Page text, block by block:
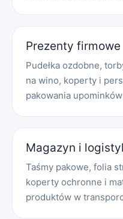
Prezenty firmowe
Pudełka ozdobne,
na wino, koperty i
pakowania
Magazyn i
Taśmy pakowe, folia
koperty ochronne i
produktów w